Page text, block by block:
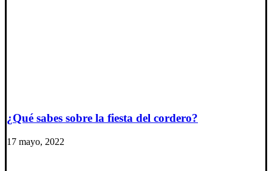
¿Qué sabes sobre la fiesta del cordero?
17 mayo, 2022